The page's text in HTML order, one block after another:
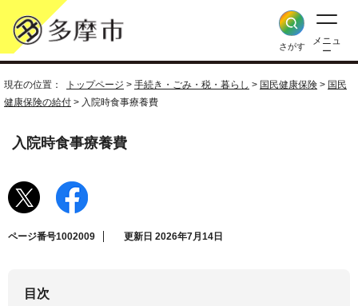
さがす
メニュ
ー
現在の位置： トップページ > 手続き・ごみ・税・暮らし > 国民健康保険 > 国民
健康保険の給付 > 入院時食事療養費
入院時食事療養費
ページ番号1002009 更新日 2026年7月14日
目次